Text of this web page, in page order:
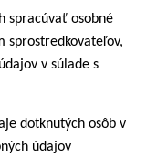
spracúvať osobné
sprostredkovateľov,
v súlade s
dotknutých osôb v
údajov